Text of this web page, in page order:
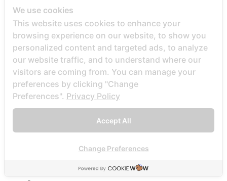
bart-dating visitors
baseball place bet
basketball best bet
Baton Rouge+LA+Louisiana hookup sites
bÃ¤sta land fÃ¶r postorderbrud
bÃ¤sta lÃ¤nder fÃ¶r att fÃ¥ en postorderbrud
bÃ¤sta lÃ¤nder fÃ¶r en postorderbrud
bÃ¤sta plats fÃ¶r postorderbrud
bÃ¤sta platser fÃ¶r postorderbrud
We use cookies
This website uses cookies to enhance your
browsing experience on our website, to show you
personalized content and targeted ads, to analyze
our website traffic, and to understand where our
visitors are coming from. You can manage your
preferences by clicking "Change
Preferences". Privacy Policy
Accept All
Change Preferences